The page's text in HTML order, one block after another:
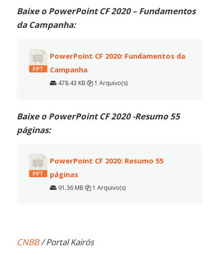
Baixe o PowerPoint CF 2020 – Fundamentos
da Campanha:
PowerPoint CF 2020: Fundamentos da
Campanha
478.43 KB 1 Arquivo(s)
Baixe o PowerPoint CF 2020 -Resumo 55
páginas:
PowerPoint CF 2020: Resumo 55
páginas
91.36 MB 1 Arquivo(s)
CNBB/ Portal Kairós